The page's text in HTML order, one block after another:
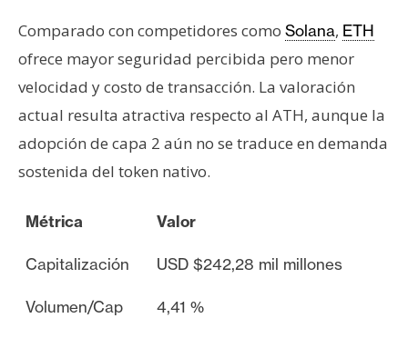
Comparado con competidores como Solana, ETH
ofrece mayor seguridad percibida pero menor
velocidad y costo de transacción. La valoración
actual resulta atractiva respecto al ATH, aunque la
adopción de capa 2 aún no se traduce en demanda
sostenida del token nativo.
Métrica Valor
Capitalización USD $242,28 mil millones
Volumen/Cap 4,41 %